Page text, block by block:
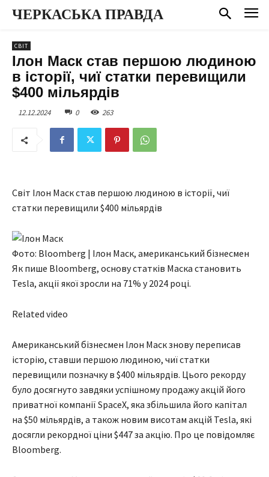
ЧЕРКАСЬКА ПРАВДА
СВІТ
Ілон Маск став першою людиною
в історії, чиї статки перевищили
$400 мільярдів
12.12.2024 0 263
Світ Ілон Маск став першою людиною в історії, чиї
статки перевищили $400 мільярдів
Фото: Bloomberg | Ілон Маск, американський бізнесмен
Як пише Bloomberg, основу статків Маска становить
Tesla, акції якої зросли на 71% у 2024 році.
Related video
Американський бізнесмен Ілон Маск знову переписав
історію, ставши першою людиною, чиї статки
перевищили позначку в $400 мільярдів. Цього рекорду
було досягнуто завдяки успішному продажу акцій його
приватної компанії SpaceX, яка збільшила його капітал
на $50 мільярдів, а також новим висотам акцій Tesla, які
досягли рекордної ціни $447 за акцію. Про це повідомляє
Bloomberg.